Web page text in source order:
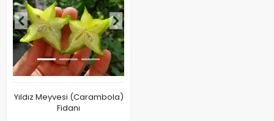
Yıldız Meyvesi (Carambola)
Fidanı